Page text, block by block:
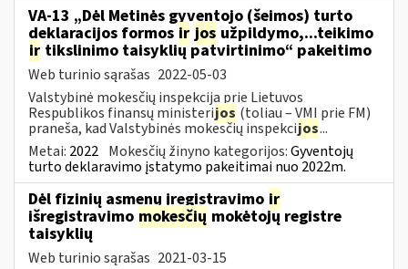
VA-13 „Dėl Metinės gyventojo (šeimos) turto
deklaracijos formos ir jos užpildymo,...teikimo
ir tikslinimo taisyklių patvirtinimo“ pakeitimo
Web turinio sąrašas 2022-05-03
Valstybinė mokesčių inspekcija prie Lietuvos
Respublikos finansų ministerijos (toliau – VMI prie FM)
praneša, kad Valstybinės mokesčių inspekcijos...
Metai: 2022 Mokesčių žinyno kategorijos:Gyventojų
turto deklaravimo įstatymo pakeitimai nuo 2022m.
Dėl fizinių asmenų įregistravimo ir
išregistravimo mokesčių mokėtojų registre
taisyklių
Web turinio sąrašas 2021-03-15